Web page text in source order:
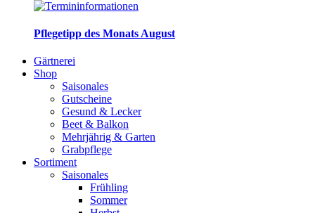
Pflegetipp des Monats August
Gärtnerei
Shop
Saisonales
Gutscheine
Gesund & Lecker
Beet & Balkon
Mehrjährig & Garten
Grabpflege
Sortiment
Saisonales
Frühling
Sommer